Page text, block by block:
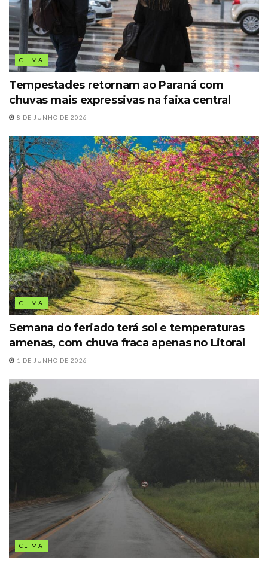
CLIMA
Tempestades retornam ao Paraná com
chuvas mais expressivas na faixa central
8 DE JUNHO DE 2026
CLIMA
Semana do feriado terá sol e temperaturas
amenas, com chuva fraca apenas no Litoral
1 DE JUNHO DE 2026
CLIMA